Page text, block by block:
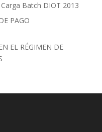
Batch DIOT 2013
PAGO
EL RÉGIMEN DE